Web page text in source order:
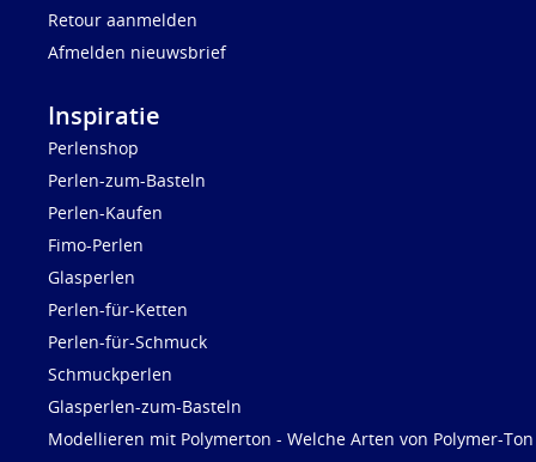
Retour aanmelden
Afmelden nieuwsbrief
Inspiratie
Perlenshop
Perlen-zum-Basteln
Perlen-Kaufen
Fimo-Perlen
Glasperlen
Perlen-für-Ketten
Perlen-für-Schmuck
Schmuckperlen
Glasperlen-zum-Basteln
Modellieren mit Polymerton - Welche Arten von Polymer-